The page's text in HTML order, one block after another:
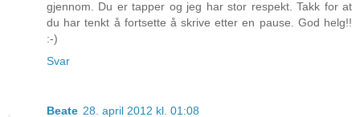
gjennom. Du er tapper og jeg har stor respekt. Takk for at
du har tenkt å fortsette å skrive etter en pause. God helg!!
:-)
Svar
Beate 28. april 2012 kl. 01:08